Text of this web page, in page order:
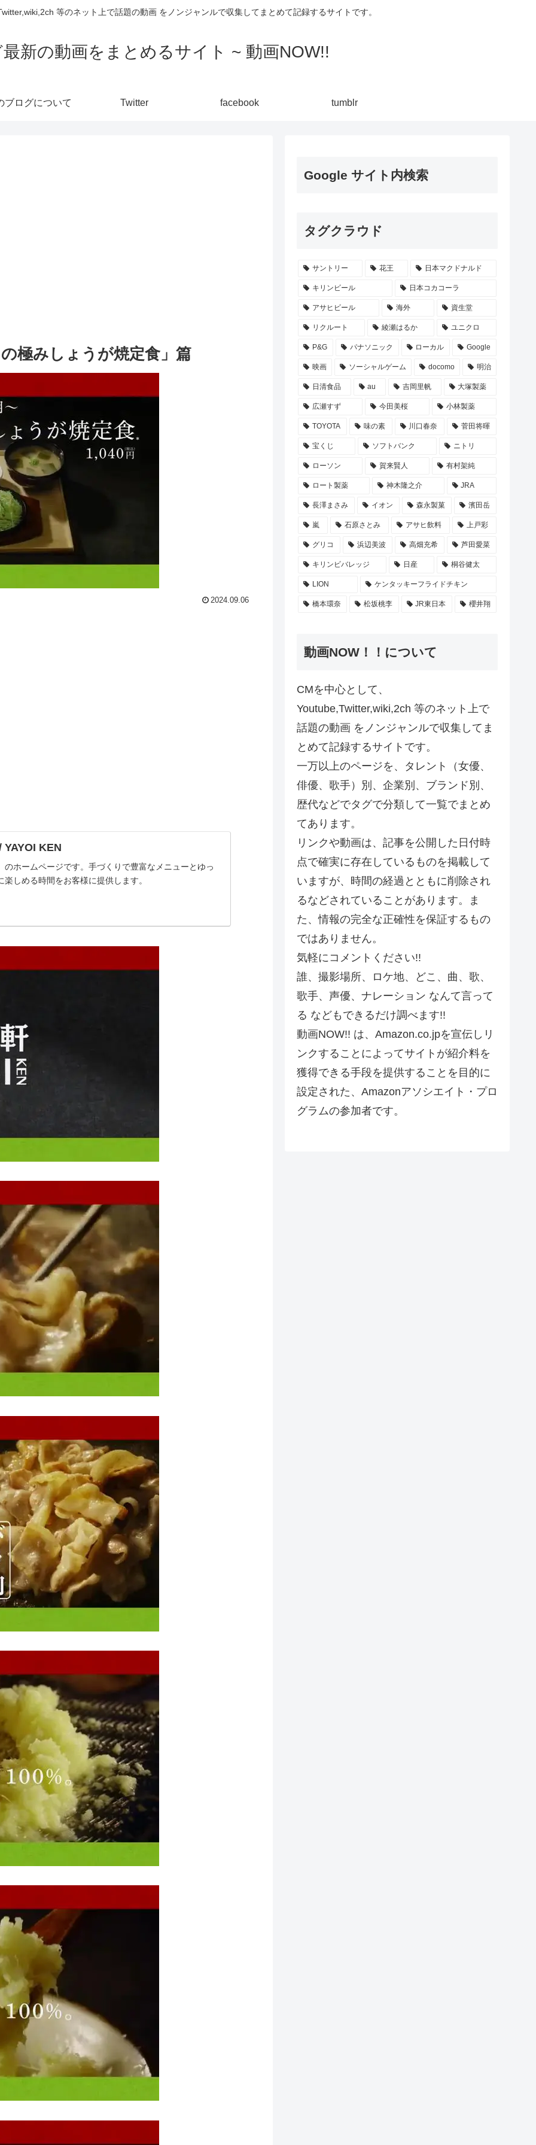
等のネット上で話題の動画 をノンジャンルで収集してまとめて記録するサイトです。
新の動画をまとめるサイト ~ 動画NOW!!
ブログについて Twitter facebook tumblr
極みしょうが焼定食」篇
2024.09.06
YAYOI KEN
のホームページです。手づくりで豊富なメニューとゆっ
しめる時間をお客様に提供します。
Google サイト内検索
タグクラウド
サントリー 花王 日本マクドナルド
キリンビール 日本コカコーラ
アサヒビール 海外 資生堂
リクルート 綾瀬はるか ユニクロ
P&G パナソニック ローカル Google
映画 ソーシャルゲーム docomo 明治
日清食品 au 吉岡里帆 大塚製薬
広瀬すず 今田美桜 小林製薬
TOYOTA 味の素 川口春奈 菅田将暉
宝くじ ソフトバンク ニトリ
ローソン 賀来賢人 有村架純
ロート製薬 神木隆之介 JRA
長澤まさみ イオン 森永製菓 濱田岳
嵐 石原さとみ アサヒ飲料 上戸彩
グリコ 浜辺美波 高畑充希 芦田愛菜
キリンビバレッジ 日産 桐谷健太
LION ケンタッキーフライドチキン
橋本環奈 松坂桃李 JR東日本 櫻井翔
動画NOW！！について
CMを中心として、
Youtube,Twitter,wiki,2ch 等のネット上で
話題の動画 をノンジャンルで収集してま
とめて記録するサイトです。
一万以上のページを、タレント（女優、
俳優、歌手）別、企業別、ブランド別、
歴代などでタグで分類して一覧でまとめ
てあります。
リンクや動画は、記事を公開した日付時
点で確実に存在しているものを掲載して
いますが、時間の経過とともに削除され
るなどされていることがあります。ま
た、情報の完全な正確性を保証するもの
ではありません。
気軽にコメントください!!
誰、撮影場所、ロケ地、どこ、曲、歌、
歌手、声優、ナレーション なんて言って
る などもできるだけ調べます!!
動画NOW!! は、Amazon.co.jpを宣伝しリ
ンクすることによってサイトが紹介料を
獲得できる手段を提供することを目的に
設定された、Amazonアソシエイト・プロ
グラムの参加者です。